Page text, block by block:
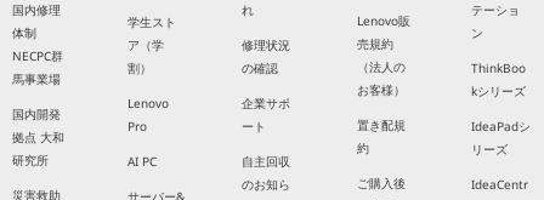
国内修理
体制
NECPC群
馬事業場
国内開発
拠点 大和
研究所
災害救助
学生スト
ア（学
割）
Lenovo
Pro
AI PC
サーバー&
れ
修理状況
の確認
企業サポ
ート
自主回収
のお知ら
Lenovo販
売規約
（法人の
お客様）
置き配規
約
ご購入後
テーショ
ン
ThinkBoo
kシリーズ
IdeaPadシ
リーズ
IdeaCentr